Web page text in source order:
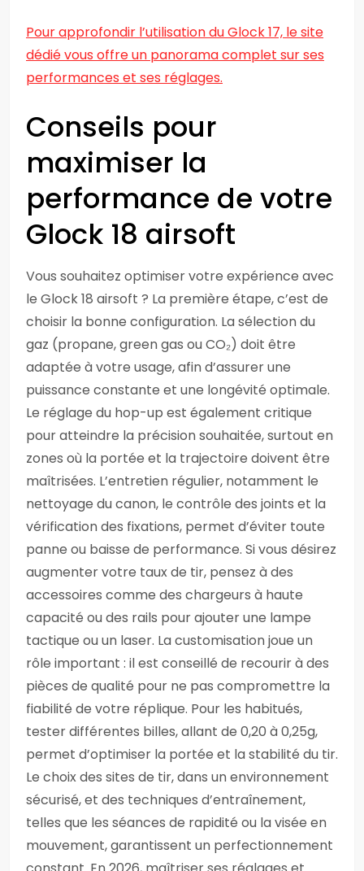
Pour approfondir l’utilisation du Glock 17, le site
dédié vous offre un panorama complet sur ses
performances et ses réglages.
Conseils pour
maximiser la
performance de votre
Glock 18 airsoft
Vous souhaitez optimiser votre expérience avec
le Glock 18 airsoft ? La première étape, c’est de
choisir la bonne configuration. La sélection du
gaz (propane, green gas ou CO₂) doit être
adaptée à votre usage, afin d’assurer une
puissance constante et une longévité optimale.
Le réglage du hop-up est également critique
pour atteindre la précision souhaitée, surtout en
zones où la portée et la trajectoire doivent être
maîtrisées. L’entretien régulier, notamment le
nettoyage du canon, le contrôle des joints et la
vérification des fixations, permet d’éviter toute
panne ou baisse de performance. Si vous désirez
augmenter votre taux de tir, pensez à des
accessoires comme des chargeurs à haute
capacité ou des rails pour ajouter une lampe
tactique ou un laser. La customisation joue un
rôle important : il est conseillé de recourir à des
pièces de qualité pour ne pas compromettre la
fiabilité de votre réplique. Pour les habitués,
tester différentes billes, allant de 0,20 à 0,25g,
permet d’optimiser la portée et la stabilité du tir.
Le choix des sites de tir, dans un environnement
sécurisé, et des techniques d’entraînement,
telles que les séances de rapidité ou la visée en
mouvement, garantissent un perfectionnement